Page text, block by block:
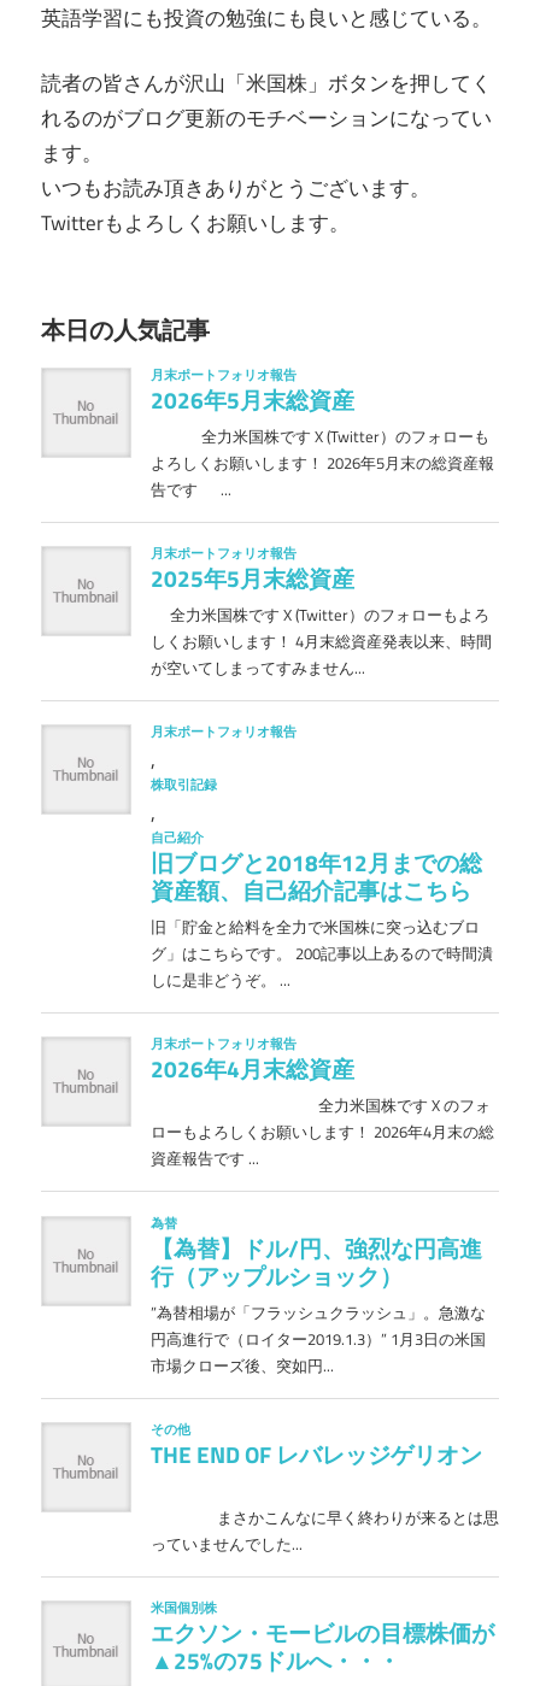
英語学習にも投資の勉強にも良いと感じている。
読者の皆さんが沢山「米国株」ボタンを押してく
れるのがブログ更新のモチベーションになってい
ます。
いつもお読み頂きありがとうございます。
Twitterもよろしくお願いします。
本日の人気記事